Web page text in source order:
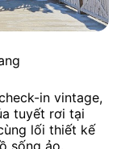
in vintage,
tuyết rơi tại
lối thiết kế
sống ảo.